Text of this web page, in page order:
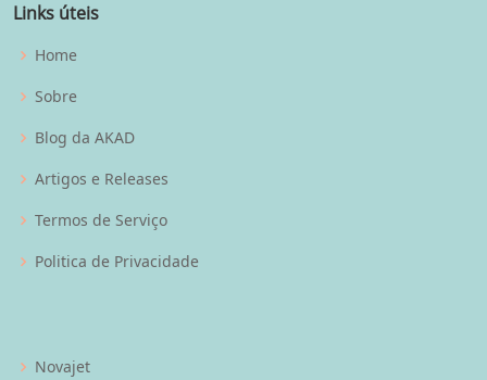
Links úteis
Home
Sobre
Blog da AKAD
Artigos e Releases
Termos de Serviço
Politica de Privacidade
Novajet